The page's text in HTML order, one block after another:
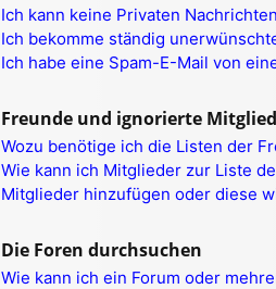
Ich kann keine Privaten
Ich bekomme ständig
Ich habe eine Spam-E-Mail von
Freunde und ignorierte
Wozu benötige ich die Listen der
Wie kann ich Mitglieder zur Liste
Mitglieder hinzufügen oder diese
Die Foren durchsuchen
Wie kann ich ein Forum oder